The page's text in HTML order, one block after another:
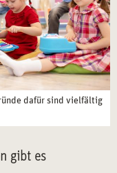
dafür sind vielfältig
gibt es